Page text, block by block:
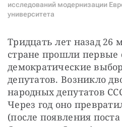
исследований модернизации
университета
Тридцать лет назад 26
стране прошли первые
демократические
депутатов. Возникло
народных депутатов
Через год оно
(после появления
Нажимая кнопку «Стать
я принимаю условия и
СТАТЬ
ПОДЕЛИТЬСЯ С
Если у вас есть вопросы, пишите
звоните:
+7 (929) 612-03-68